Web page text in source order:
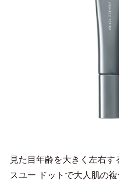
見た目年齢を大きく左右
スユー ドットで大人肌の